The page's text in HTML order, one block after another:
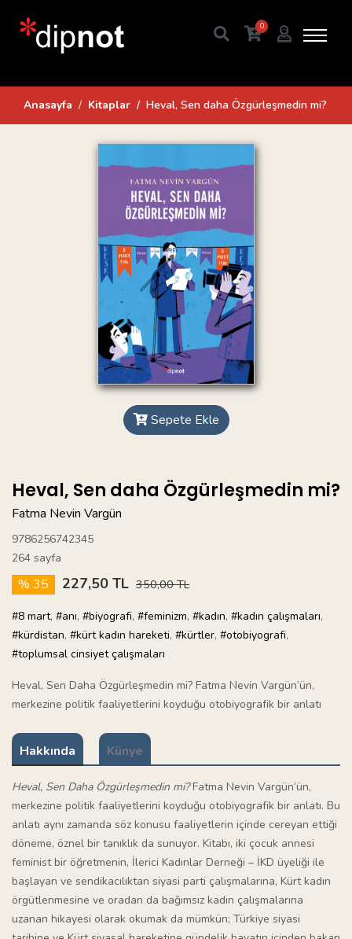
0
Anasayfa Kitaplar Heval, Sen daha Özgürleşmedin mi?
Sepete Ekle
Heval, Sen daha Özgürleşmedin mi?
Fatma Nevin Vargün
9786256742345
264 sayfa
% 35 227,50 TL 350,00 TL
#8 mart, #anı, #biyografi, #feminizm, #kadın, #kadın çalışmaları,
#kürdistan, #kürt kadın hareketi, #kürtler, #otobiyografi,
#toplumsal cinsiyet çalışmaları
Heval, Sen Daha Özgürleşmedin mi? Fatma Nevin Vargün’ün,
merkezine politik faaliyetlerini koyduğu otobiyografik bir anlatı
Hakkında Künye
Heval, Sen Daha Özgürleşmedin mi?Fatma Nevin Vargün’ün,
merkezine politik faaliyetlerini koyduğu otobiyografik bir anlatı. Bu
anlatı aynı zamanda söz konusu faaliyetlerin içinde cereyan ettiği
döneme, öznel bir tanıklık da sunuyor. Kitabı, iki çocuk annesi
feminist bir öğretmenin, İlerici Kadınlar Derneği – İKD üyeliği ile
başlayan ve sendikacılıktan siyasi parti çalışmalarına, Kürt kadın
örgütlenmesine ve oradan da bağımsız kadın çalışmalarına
uzanan hikayesi olarak okumak da mümkün; Türkiye siyasi